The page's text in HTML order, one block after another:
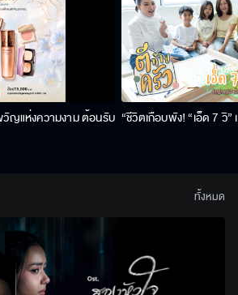
วัญแห่งความงาม ต้อนรับ “ชีวิตเกือบพัง! “เอ็ด 7 วิ
ทั้งหมด